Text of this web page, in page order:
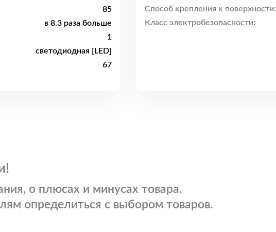
85
в 8.3 раза больше
1
светодиодная [LED]
67
Способ крепления к поверхности:
Класс электробезопасности:
о плюсах и минусах товара.
определиться с выбором товаров.